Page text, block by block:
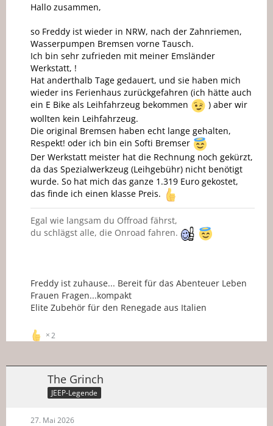
Hallo zusammen,
so Freddy ist wieder in NRW, nach der Zahnriemen,
Wasserpumpen Bremsen vorne Tausch.
Ich bin sehr zufrieden mit meiner Emsländer
Werkstatt, !
Hat anderthalb Tage gedauert, und sie haben mich
wieder ins Ferienhaus zurückgefahren (ich hätte auch
ein E Bike als Leihfahrzeug bekommen
) aber wir
wollten kein Leihfahrzeug.
Die original Bremsen haben echt lange gehalten,
Respekt! oder ich bin ein Softi Bremser
Der Werkstatt meister hat die Rechnung noch gekürzt,
da das Spezialwerkzeug (Leihgebühr) nicht benötigt
wurde. So hat mich das ganze 1.319 Euro gekostet,
das finde ich einen klasse Preis.
Egal wie langsam du Offroad fährst,
du schlägst alle, die Onroad fahren.
Freddy ist zuhause... Bereit für das Abenteuer Leben
Frauen Fragen...kompakt
Elite Zubehör für den Renegade aus Italien
2
The Grinch
JEEP-Legende
27. Mai 2026